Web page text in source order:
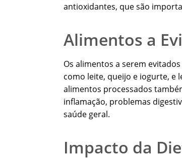
antioxidantes, que são
Alimentos a
Os alimentos a serem
como leite, queijo e iogurte, e
alimentos processados
inflamação, problemas
saúde geral.
Impacto da